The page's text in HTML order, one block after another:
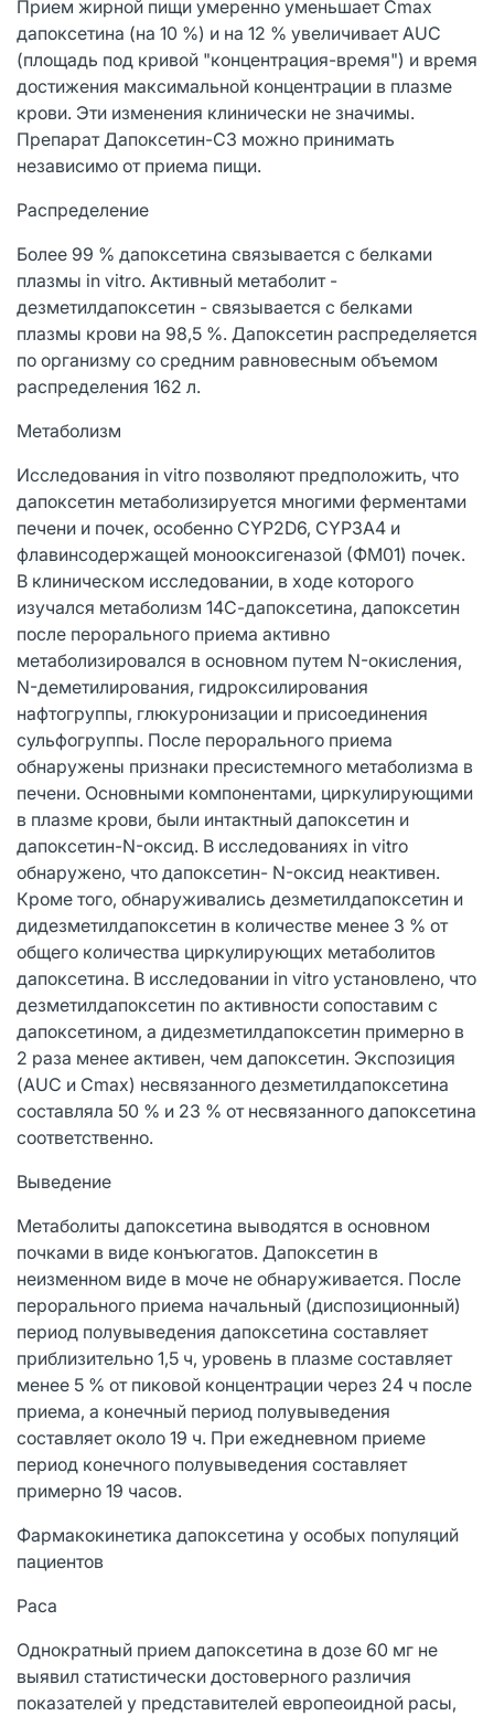
Прием жирной пищи умеренно уменьшает Сmах
дапоксетина (на 10 %) и на 12 % увеличивает AUC
(площадь под кривой "концентрация-время") и время
достижения максимальной концентрации в плазме
крови. Эти изменения клинически не значимы.
Препарат Дапоксетин-СЗ можно принимать
независимо от приема пищи.
Распределение
Более 99 % дапоксетина связывается с белками
плазмы in vitro. Активный метаболит -
дезметилдапоксетин - связывается с белками
плазмы крови на 98,5 %. Дапоксетин распределяется
по организму со средним равновесным объемом
распределения 162 л.
Метаболизм
Исследования in vitro позволяют предположить, что
дапоксетин метаболизируется многими ферментами
печени и почек, особенно CYP2D6, CYP3A4 и
флавинсодержащей монооксигеназой (ФМ01) почек.
В клиническом исследовании, в ходе которого
изучался метаболизм 14С-дапоксетина, дапоксетин
после перорального приема активно
метаболизировался в основном путем N-окисления,
N-деметилирования, гидроксилирования
нафтогруппы, глюкуронизации и присоединения
сульфогруппы. После перорального приема
обнаружены признаки пресистемного метаболизма в
печени. Основными компонентами, циркулирующими
в плазме крови, были интактный дапоксетин и
дапоксетин-N-оксид. В исследованиях in vitro
обнаружено, что дапоксетин- N-оксид неактивен.
Кроме того, обнаруживались дезметилдапоксетин и
дидезметилдапоксетин в количестве менее 3 % от
общего количества циркулирующих метаболитов
дапоксетина. В исследовании in vitro установлено, что
дезметилдапоксетин по активности сопоставим с
дапоксетином, а дидезметилдапоксетин примерно в
2 раза менее активен, чем дапоксетин. Экспозиция
(AUC и Сmах) несвязанного дезметилдапоксетина
составляла 50 % и 23 % от несвязанного дапоксетина
соответственно.
Выведение
Метаболиты дапоксетина выводятся в основном
почками в виде конъюгатов. Дапоксетин в
неизменном виде в моче не обнаруживается. После
перорального приема начальный (диспозиционный)
период полувыведения дапоксетина составляет
приблизительно 1,5 ч, уровень в плазме составляет
менее 5 % от пиковой концентрации через 24 ч после
приема, а конечный период полувыведения
составляет около 19 ч. При ежедневном приеме
период конечного полувыведения составляет
примерно 19 часов.
Фармакокинетика дапоксетина у особых популяций
пациентов
Раса
Однократный прием дапоксетина в дозе 60 мг не
выявил статистически достоверного различия
показателей у представителей европеоидной расы,